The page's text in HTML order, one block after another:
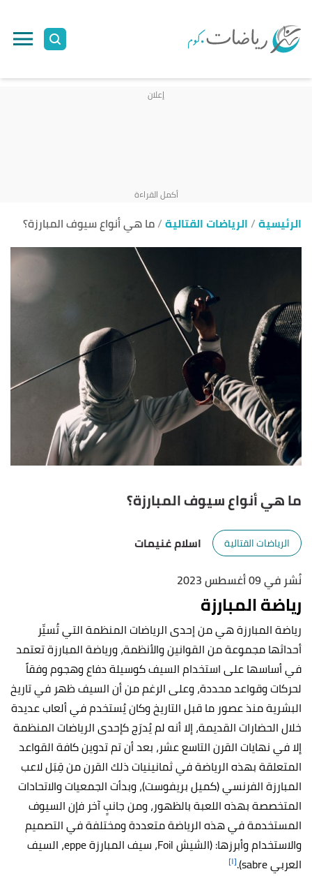
الرئيسية الرياضات القتالية ما هي أنواع سيوف المبارزة؟
ما هي أنواع سيوف المبارزة؟
الرياضات القتالية
اسلام غنيمات
نُشر في 09 أغسطس 2023
رياضة المبارزة
رياضة المبارزة هي من إحدى الرياضات المنظمة التي تُسيِّر
أحداثها مجموعة من القوانين والأنظمة، ورياضة المبارزة تعتمد
في أساسها على استخدام السيف كوسيلة دفاع وهجوم وفقاً
لحركات وقواعد محددة، وعلى الرغم من أن السيف ظهر في تاريخ
البشرية منذ عصور ما قبل التاريخ وكان يُستخدم في ألعاب عديدة
خلال الحضارات القديمة، إلا أنه لم يُدرَج كإحدى الرياضات المنظمة
إلا في نهايات القرن التاسع عشر، بعد أن تم تدوين كافة القواعد
المتعلقة بهذه الرياضة في ثمانينيات ذلك القرن من قِبَل لاعب
المبارزة الفرنسي (كميل بريفوست)، وبدأت الجمعيات والاتحادات
المتخصصة بهذه اللعبة بالظهور، ومن جانبٍ آخر فإن السيوف
المستخدمة في هذه الرياضة متعددة ومختلفة في التصميم
والاستخدام وأبرزها: (الشيش Foil، سيف المبارزة eppe، السيف
العربي sabre).
[١]